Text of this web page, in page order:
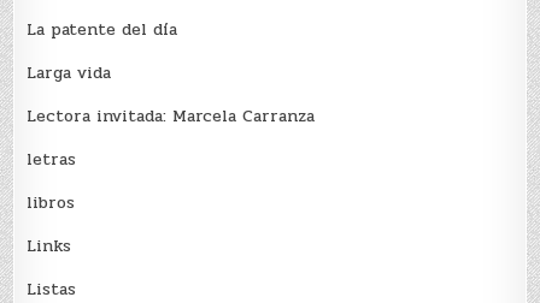
La patente del día
Larga vida
Lectora invitada: Marcela Carranza
letras
libros
Links
Listas